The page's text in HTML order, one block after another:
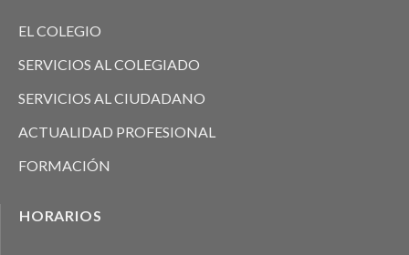
EL COLEGIO
SERVICIOS AL COLEGIADO
SERVICIOS AL CIUDADANO
ACTUALIDAD PROFESIONAL
FORMACIÓN
HORARIOS